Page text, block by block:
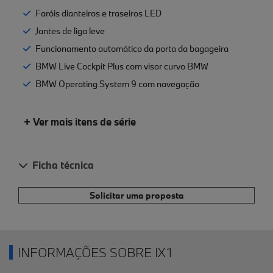
Faróis dianteiros e traseiros LED
Jantes de liga leve
Funcionamento automático da porta da bagageira
BMW Live Cockpit Plus com visor curvo BMW
BMW Operating System 9 com navegação
+ Ver mais itens de série
Ficha técnica
Solicitar uma proposta
INFORMAÇÕES SOBRE IX1